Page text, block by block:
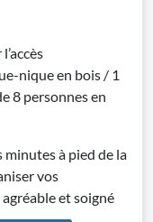
nique en bois / 1
8 personnes en
minutes à pied de la
vos
et soigné